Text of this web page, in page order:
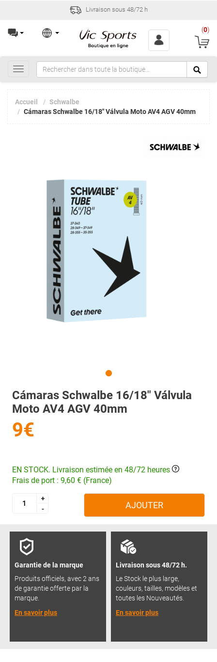
Livraison sous 48/72 h
(0)
Toggle
navigation
Accueil
Schwalbe
Cámaras Schwalbe 16/18" Válvula Moto AV4 AGV 40mm
Cámaras Schwalbe 16/18" Válvula
Moto AV4 AGV 40mm
9€
EN STOCK. Livraison estimée en 48/72 heures
Frais de port : 9,60 € (France)
+
-
+
-
AJOUTER
Garantie de la marque
Produits officiels, avec 2 ans
de garantie offerte par la
marque.
En savoir plus
Livraison sous 48/72 h.
Le Stock le plus large,
couleurs, tailles, modèles et
toutes les Nouveautés.
En savoir plus